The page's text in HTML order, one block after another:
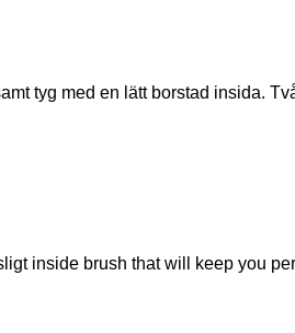
tyg med en lätt borstad insida.
inside brush that will keep you